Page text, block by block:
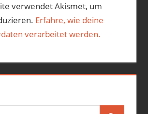
verwendet Akismet, um
Erfahre, wie deine
verarbeitet werden.